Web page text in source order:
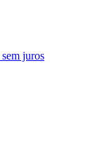
sem juros